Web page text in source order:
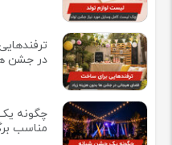
در جشن
چگونه
مناسب